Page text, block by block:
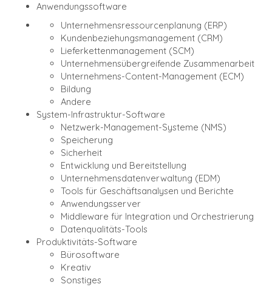
Anwendungssoftware
Unternehmensressourcenplanung (ERP)
Kundenbeziehungsmanagement (CRM)
Lieferkettenmanagement (SCM)
Unternehmensübergreifende Zusammenarbeit
Unternehmens-Content-Management (ECM)
Bildung
Andere
System-Infrastruktur-Software
Netzwerk-Management-Systeme (NMS)
Speicherung
Sicherheit
Entwicklung und Bereitstellung
Unternehmensdatenverwaltung (EDM)
Tools für Geschäftsanalysen und Berichte
Anwendungsserver
Middleware für Integration und Orchestrierung
Datenqualitäts-Tools
Produktivitäts-Software
Bürosoftware
Kreativ
Sonstiges